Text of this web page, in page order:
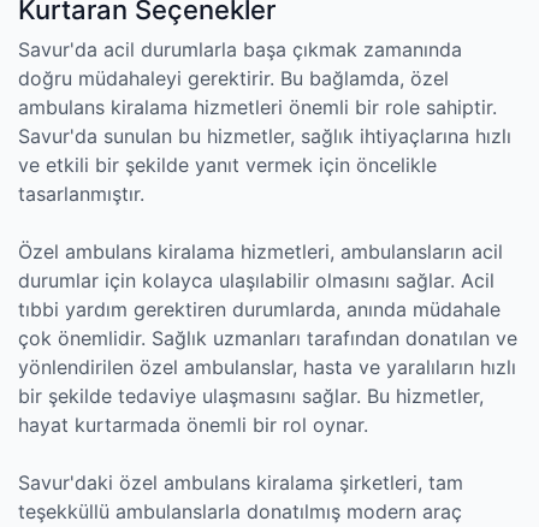
Kurtaran Seçenekler
Savur'da acil durumlarla başa çıkmak zamanında
doğru müdahaleyi gerektirir. Bu bağlamda, özel
ambulans kiralama hizmetleri önemli bir role sahiptir.
Savur'da sunulan bu hizmetler, sağlık ihtiyaçlarına hızlı
ve etkili bir şekilde yanıt vermek için öncelikle
tasarlanmıştır.
Özel ambulans kiralama hizmetleri, ambulansların acil
durumlar için kolayca ulaşılabilir olmasını sağlar. Acil
tıbbi yardım gerektiren durumlarda, anında müdahale
çok önemlidir. Sağlık uzmanları tarafından donatılan ve
yönlendirilen özel ambulanslar, hasta ve yaralıların hızlı
bir şekilde tedaviye ulaşmasını sağlar. Bu hizmetler,
hayat kurtarmada önemli bir rol oynar.
Savur'daki özel ambulans kiralama şirketleri, tam
teşekküllü ambulanslarla donatılmış modern araç